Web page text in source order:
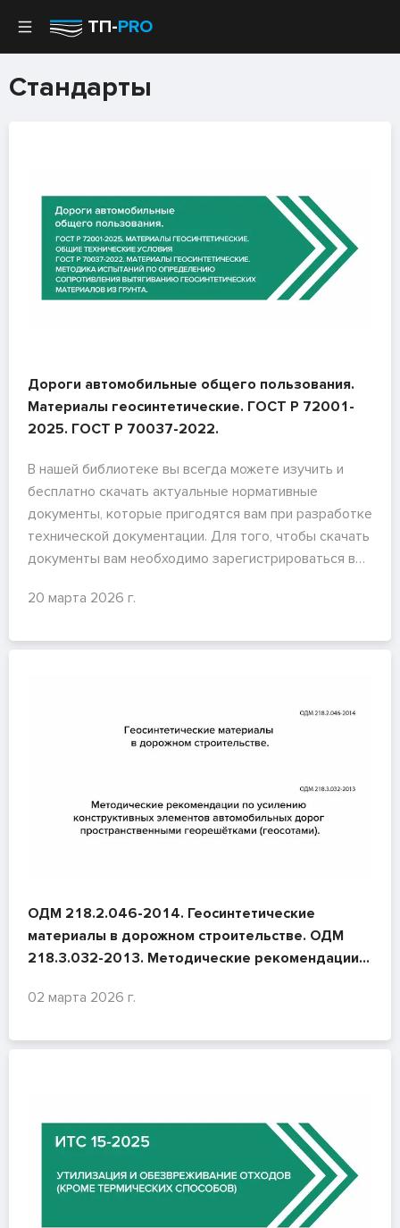
ТП-PRO
Стандарты
Дороги автомобильные общего пользования.
Материалы геосинтетические. ГОСТ Р 72001-
2025. ГОСТ Р 70037-2022.
В нашей библиотеке вы всегда можете изучить и
бесплатно скачать актуальные нормативные
документы, которые пригодятся вам при разработке
технической документации. Для того, чтобы скачать
документы вам необходимо зарегистрироваться в
в библиотеке, либо перейти по ссылке, нажав на
20 марта 2026 г.
ОДМ 218.2.046-2014. Геосинтетические
материалы в дорожном строительстве. ОДМ
218.3.032-2013. Методические рекомендации
автомобильных дорог пространственными
02 марта 2026 г.